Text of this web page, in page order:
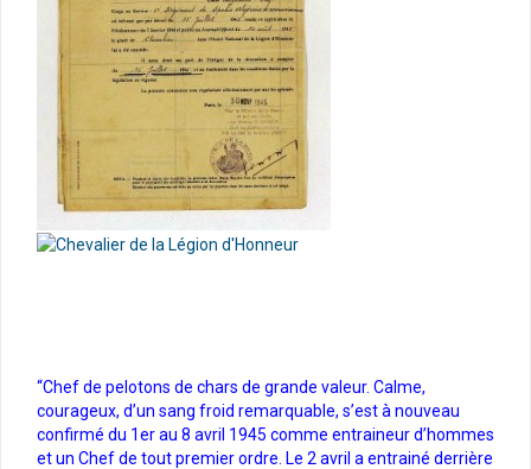
“Chef de pelotons de chars de grande valeur. Calme,
courageux, d’un sang froid remarquable, s’est à nouveau
confirmé du 1er au 8 avril 1945 comme entraineur d’hommes
et un Chef de tout premier ordre. Le 2 avril a entrainé derrière